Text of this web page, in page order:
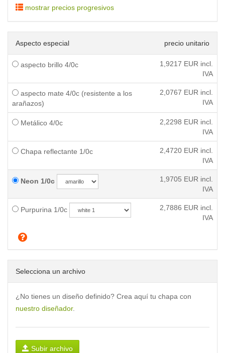
mostrar precios progresivos
Aspecto especial precio unitario
aspecto brillo 4/0c 1,9217 EUR incl.
IVA
aspecto mate 4/0c (resistente a los
arañazos)
2,0767 EUR incl.
IVA
Metálico 4/0c 2,2298 EUR incl.
IVA
Chapa reflectante 1/0c 2,4720 EUR incl.
IVA
Neon 1/0c 1,9705 EUR incl.
IVA
Purpurina 1/0c 2,7886 EUR incl.
IVA
Selecciona un archivo
¿No tienes un diseño definido? Crea aquí tu chapa con
nuestro diseñador.
Subir archivo